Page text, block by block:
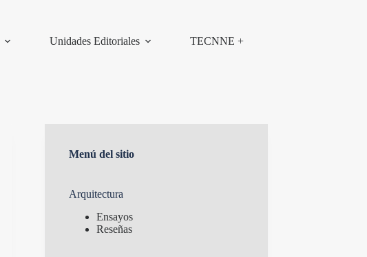
Unidades Editoriales TECNNE +
Menú del sitio
Arquitectura
Ensayos
Reseñas